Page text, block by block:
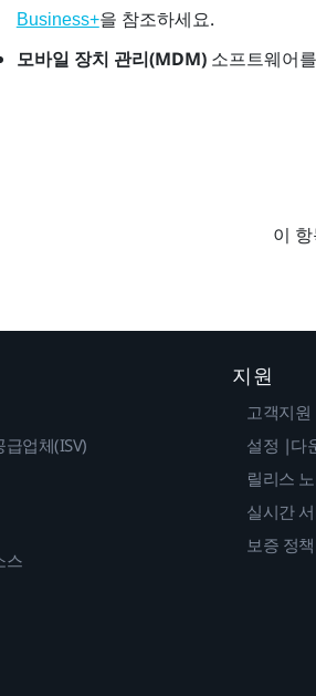
Business+을 참조하세요.
모바일 장치 관리(MDM)소프트웨어
이
업체(ISV)
스
지원
고객지원
설정 |다
릴리스
실시간
보증 정책